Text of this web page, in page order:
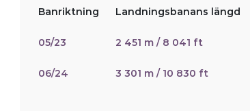
Banriktning Landningsbanans längd
05/23 2 451 m / 8 041 ft
06/24 3 301 m / 10 830 ft